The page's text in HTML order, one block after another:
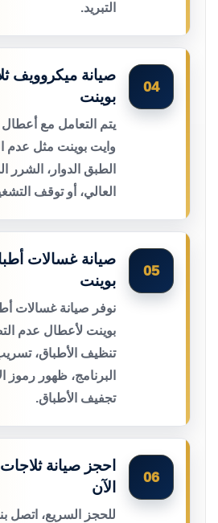
التبريد.
04
صيانة ميكروويف
بوينت
يتم التعامل مع
وايت بوينت مثل عدم
الطبق الدوار، الشرر
العالي، أو توقف
05
صيانة غسالات
بوينت
نوفر صيانة غسالات
بوينت لأعطال عدم
تنظيف الأطباق،
البرنامج، ظهور رموز
تجفيف الأطباق.
06
احجز صيانة
الآن
للحجز السريع، اتصل